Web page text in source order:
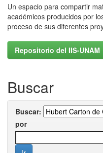
Un espacio para compartir
académicos producidos por
proceso de sus diferentes
Repositorio del IIS-UNAM
Buscar
Buscar:
por